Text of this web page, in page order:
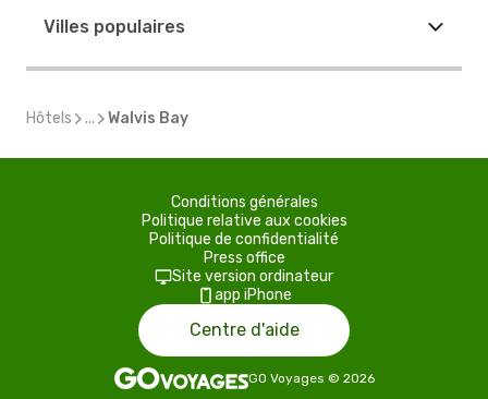
Villes populaires
Hôtels ... Walvis Bay
Conditions générales
Politique relative aux cookies
Politique de confidentialité
Press office
Site version ordinateur
app iPhone
Centre d'aide
GO Voyages © 2026